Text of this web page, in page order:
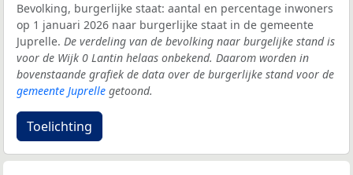
Bevolking, burgerlijke staat: aantal en percentage inwoners
op 1 januari 2026 naar burgerlijke staat in de gemeente
Juprelle. De verdeling van de bevolking naar burgelijke stand is
voor de Wijk 0 Lantin helaas onbekend. Daarom worden in
bovenstaande grafiek de data over de burgerlijke stand voor de
gemeente Juprelle getoond.
Toelichting